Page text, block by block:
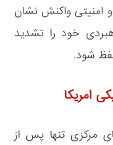
و امنیتی واکنش نشان
خود را تشدید
شود.
امریکا
مرکزی تنها پس از